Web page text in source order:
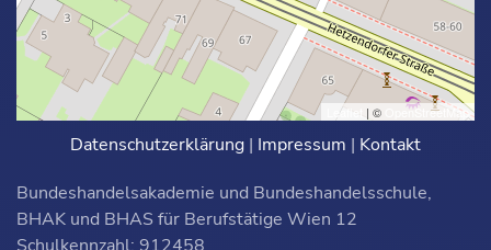
Leaflet | © OpenStreetMap
Datenschutzerklärung | Impressum | Kontakt
Bundeshandelsakademie und Bundeshandelsschule,
BHAK und BHAS für Berufstätige Wien 12